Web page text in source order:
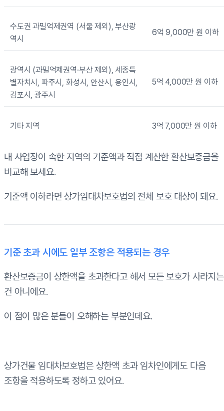
수도권 과밀억제권역 (서울 제외), 부산광
역시
6억 9,000만 원 이하
광역시 (과밀억제권역·부산 제외), 세종특
별자치시, 파주시, 화성시, 안산시, 용인시,
김포시, 광주시
5억 4,000만 원 이하
기타 지역 3억 7,000만 원 이하
내 사업장이 속한 지역의 기준액과 직접 계산한 환산보증금을
비교해 보세요.
기준액 이하라면 상가임대차보호법의 전체 보호 대상이 돼요.
기준 초과 시에도 일부 조항은 적용되는 경우
환산보증금이 상한액을 초과한다고 해서 모든 보호가 사라지는
건 아니에요.
이 점이 많은 분들이 오해하는 부분인데요.
상가건물 임대차보호법은 상한액 초과 임차인에게도 다음
조항을 적용하도록 정하고 있어요.